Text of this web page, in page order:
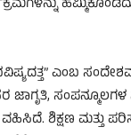
ಎಂಬ
ಜಾಗೃತಿ,
ವಹಿಸಿದೆ. ಶಿಕ್ಷಣ ಮತ್ತು